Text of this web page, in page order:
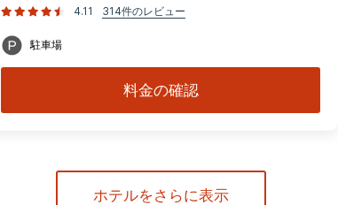
4.11
314件のレビュー
駐車場
料金の確認
ホテルをさらに表示